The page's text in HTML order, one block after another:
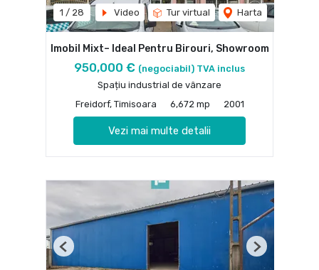
1 / 28 Video Tur virtual Harta
Imobil Mixt– Ideal Pentru Birouri, Showroom
950,000 € (negociabil) TVA inclus
Spațiu industrial de vânzare
Freidorf, Timisoara
6,672 mp 2001
Vezi mai multe detalii
Previous Next